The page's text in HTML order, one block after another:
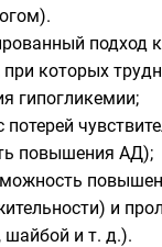
подход
которых
гипогликемии;
повышения АД);
и
и т. д.).